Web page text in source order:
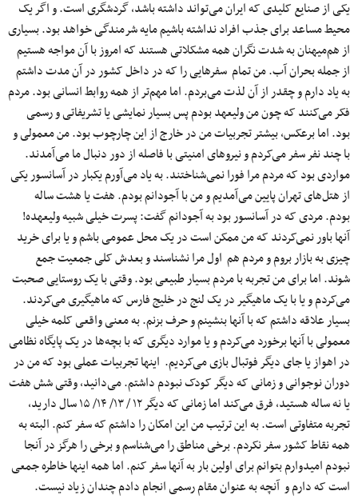
یکی از صنایع کلیدی که ایران می‌تواند داشته باشد، گردشگری است. و اگر یک
محیط مساعد برای جذب افراد نداشته باشیم مایه شرمندگی خواهد بود. بسیاری
از هم‌میهنان به شدت نگران همه مشکلاتی هستند که امروز با آن مواجه هستیم
از جمله بحران آب. من تمام سفرهایی را که در داخل کشور در آن مدت داشتم
به یاد دارم و چقدر از آن لذت می‌بردم. اما مهم‌تر از همه روابط انسانی بود. مردم
فکر می‌کنند که چون من ولیعهد بودم پس بسیار نمایشی یا تشریفاتی و رسمی
بود. اما برعکس، بیشتر تجربیات من در خارج از این چارچوب بود. من معمولی و
با چند نفر سفر می‌کردم و نیروهای امنیتی با فاصله از دور دنبال ما می‌آمدند.
مواردی بود که مردم مرا فورا نمی‌شناختند. به یاد می‌آورم یکبار در آسانسور یکی
از هتل‌های تهران پایین می‌آمدیم و من با آجودانم بودم. هفت یا هشت ساله
بودم. مردی که در آسانسور بود به آجودانم گفت: پسرت خیلی شبیه ولیعهده!
آنها باور نمی‌کردند که من ممکن است در یک محل عمومی باشم و یا برای خرید
چیزی به بازار بروم و مردم هم اول مرا نشناسند و بعدش کلی جمعیت جمع
شوند. اما برای من تجربه با مردم بسیار طبیعی بود. وقتی با یک روستایی صحبت
می‌کردم و یا با یک ماهیگیر در یک لنج در خلیج فارس که ماهیگیری می‌کردند.
بسیار علاقه داشتم که با آنها بنشینم و حرف بزنم. به معنی واقعی کلمه خیلی
معمولی با آنها برخورد می‌کردم و یا موارد دیگری که با بچه‌ها در یک پایگاه نظامی
در اهواز یا جای دیگر فوتبال بازی می‌کردیم. اینها تجربیات عملی بود که من در
دوران نوجوانی و زمانی که دیگر کودک نبودم داشتم. می‌دانید، وقتی شش هفت
یا نه ساله هستید، فرق می‌کند اما زمانی که دیگر ۱۲ / ۱۳/ ۱۴/ ۱۵ سال دارید،
تجربه متفاوتی است. به این ترتیب من این امکان را داشتم که سفر کنم. البته به
همه نقاط کشور سفر نکردم. برخی مناطق را می‌شناسم و برخی را هرگز در آنجا
نبودم امیدوارم بتوانم برای اولین بار به آنها سفر کنم. اما همه اینها خاطره جمعی
است که دارم و آنچه به عنوان مقام رسمی انجام دادم چندان زیاد نیست.